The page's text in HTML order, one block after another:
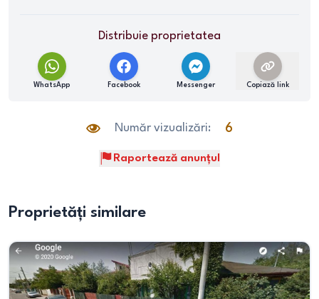
Distribuie proprietatea
WhatsApp Facebook Messenger Copiază link
Număr vizualizări: 6
Raportează anunțul
Proprietăți similare